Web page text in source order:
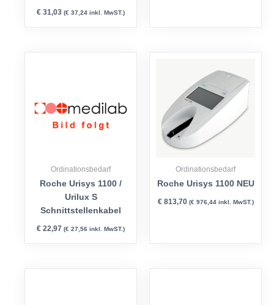
€ 31,03 (€ 37,24 inkl. MwST.)
Ordinationsbedarf
Roche Urisys 1100 /
Urilux S
Schnittstellenkabel
€ 22,97 (€ 27,56 inkl. MwST.)
Ordinationsbedarf
Roche Urisys 1100 NEU
€813,70 (€ 976,44inkl. MwST.)